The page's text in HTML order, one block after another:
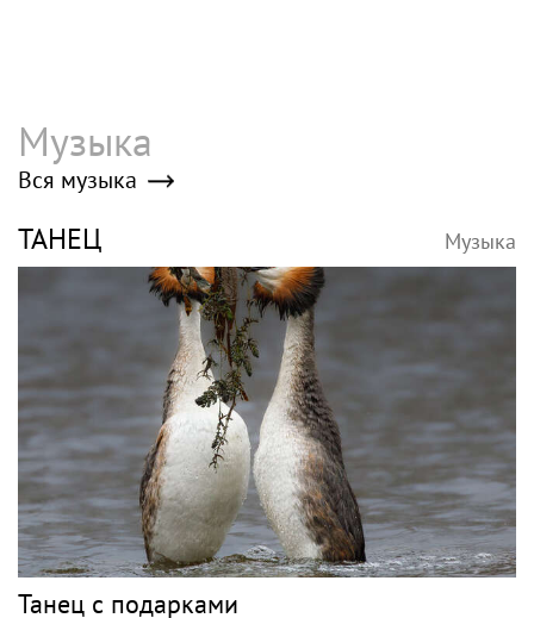
SHOT: комик Слепаков
переписал свои
квартиры в РФ на
родителей после
переезда
Рэпер ST получил
награду от Путина
Кажетта Ахметжанова:
как пригласить добрых
духов в новый дом
ГУАП — в топ‑6 на
Всероссийской летней
Универсиаде по
спортивному
ориентированию
Здоровье в России и